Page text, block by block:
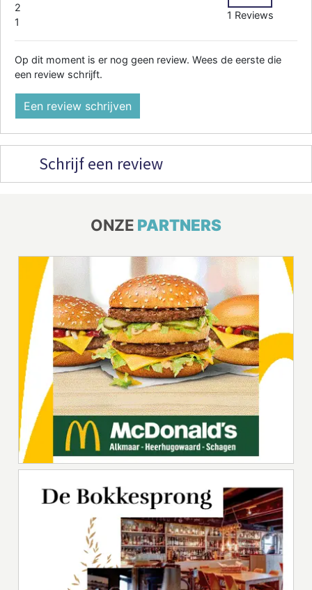
2
1
1 Reviews
Op dit moment is er nog geen review. Wees de eerste die
een review schrijft.
Een review schrijven
Schrijf een review
ONZE PARTNERS